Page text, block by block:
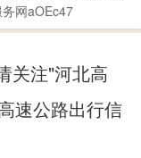
网aOEc47
关注"河北高
速公路出行信